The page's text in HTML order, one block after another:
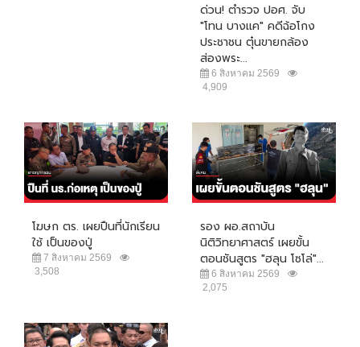
ด่วน! ตำรวจ ปอศ. จับ
"โทน บางแค" คดีฉ้อโกง
ประชาชน ตุ๋นขายกล้อง
ส่องพระ...
6 สิงหาคม 2569
4,909
โฆษก ตร. เผยปืนที่นักเรียน
ใช้ เป็นของปู่
7 สิงหาคม 2569
3,508
รอง ผอ.สถาบัน
นิติวิทยาศาสตร์ เผยขั้น
ตอนชันสูตร "ฮลุน โซโล่"...
6 สิงหาคม 2569
2,075